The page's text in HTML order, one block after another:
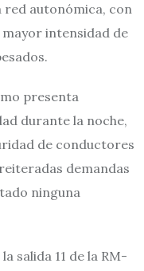
red autonómica, con
intensidad de
presenta
durante la noche,
de conductores
demandas
ninguna
salida 11 de la RM-